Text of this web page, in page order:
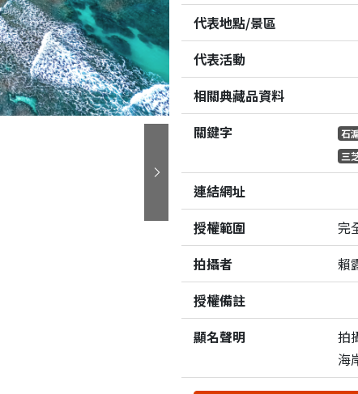
下一張
代表地點/景區
代表活動
相關典藏品資料
關鍵字
石
三
連結網址
授權範圍
完
拍攝者
賴
授權備註
顯名聲明
拍
海